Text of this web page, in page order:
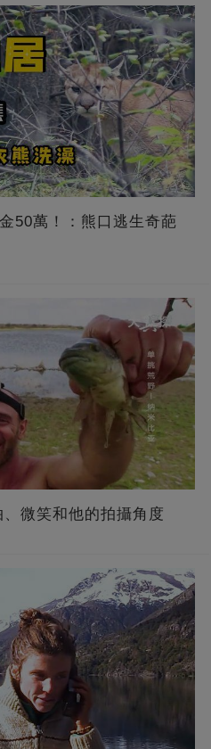
50萬！：熊口逃生奇葩
、微笑和他的拍攝角度